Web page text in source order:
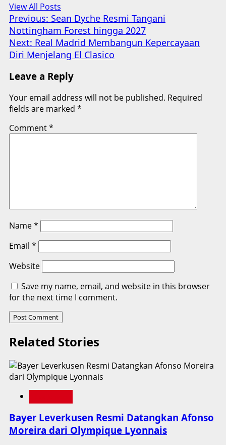
View All Posts
Post
navigation
Previous: Sean Dyche Resmi Tangani
Nottingham Forest hingga 2027
Next: Real Madrid Membangun Kepercayaan
Diri Menjelang El Clasico
Leave a Reply
Your email address will not be published. Required
fields are marked *
Comment*
Name*
Email *
Website
Save my name, email, and website in this browser
for the next time I comment.
Related Stories
Bayer Leverkusen Resmi Datangkan Afonso
Moreira dari Olympique Lyonnais